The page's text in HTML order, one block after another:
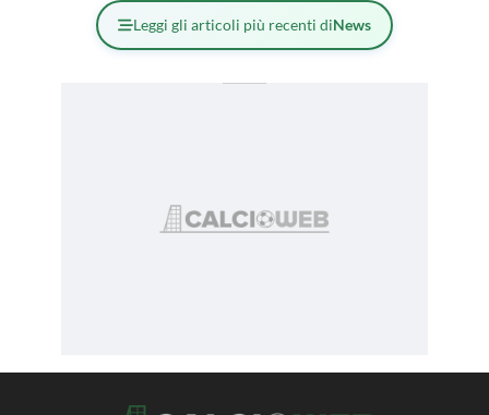
Leggi gli articoli più recenti diNews